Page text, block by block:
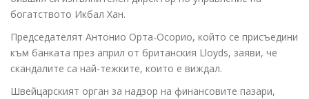
богатството Икбал Хан.
Председателят Антонио Орта-Осорио, който се присъедини
към банката през април от британския Lloyds, заяви, че
скандалите са най-тежките, които е виждал.
Швейцарският орган за надзор на финансовите пазари,